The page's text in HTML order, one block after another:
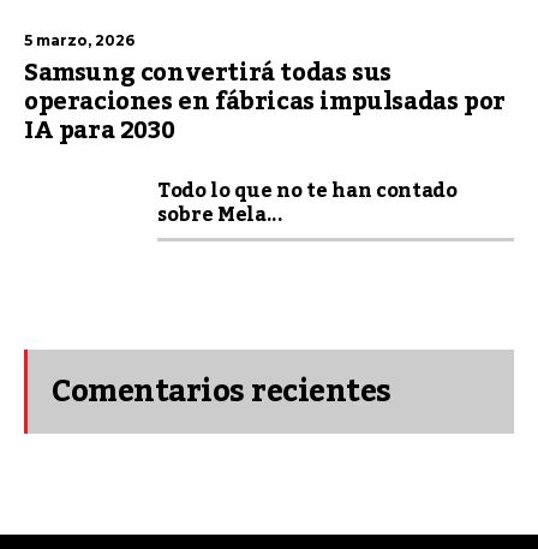
5 marzo, 2026
Samsung convertirá todas sus
operaciones en fábricas impulsadas por
IA para 2030
Todo lo que no te han contado
sobre Mela...
Comentarios recientes